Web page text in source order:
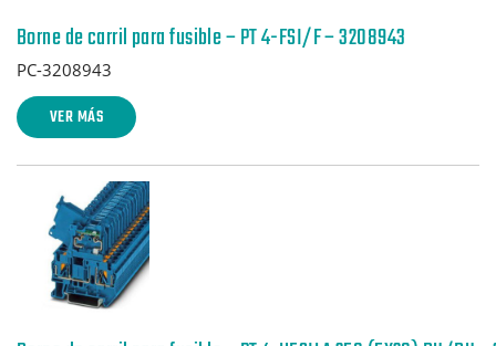
Borne de carril para fusible – PT 4-FSI/F – 3208943
PC-3208943
VER MÁS